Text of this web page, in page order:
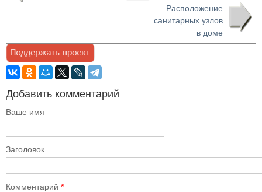
Расположение
санитарных узлов
в доме
Добавить комментарий
Ваше имя
Заголовок
Комментарий *